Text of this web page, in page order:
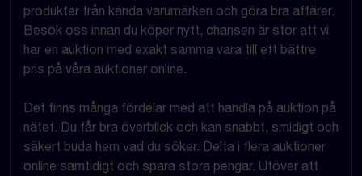
produkter från kända varumärken och göra bra affärer.
Besök oss innan du köper nytt, chansen är stor att vi
har en auktion med exakt samma vara till ett bättre
pris på våra auktioner online.
Det finns många fördelar med att handla på auktion på
nätet. Du får bra överblick och kan snabbt, smidigt och
säkert buda hem vad du söker. Delta i flera auktioner
online samtidigt och spara stora pengar. Utöver att